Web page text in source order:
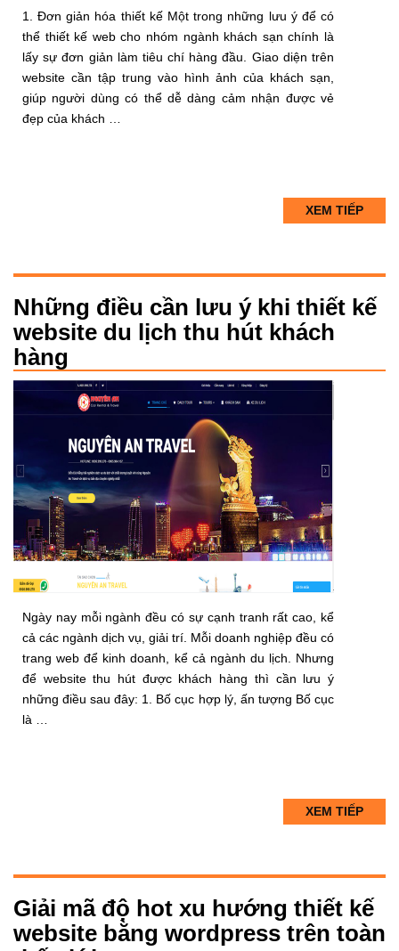
1. Đơn giản hóa thiết kế Một trong những lưu ý để có
thể thiết kế web cho nhóm ngành khách sạn chính là
lấy sự đơn giản làm tiêu chí hàng đầu. Giao diện trên
website cần tập trung vào hình ảnh của khách sạn,
giúp người dùng có thể dễ dàng cảm nhận được vẻ
đẹp của khách …
XEM TIẾP
Những điều cần lưu ý khi thiết kế
website du lịch thu hút khách
hàng
Ngày nay mỗi ngành đều có sự cạnh tranh rất cao, kể
cả các ngành dịch vụ, giải trí. Mỗi doanh nghiệp đều có
trang web để kinh doanh, kể cả ngành du lịch. Nhưng
để website thu hút được khách hàng thì cần lưu ý
những điều sau đây: 1. Bố cục hợp lý, ấn tượng Bố cục
là …
XEM TIẾP
Giải mã độ hot xu hướng thiết kế
website bằng wordpress trên toàn